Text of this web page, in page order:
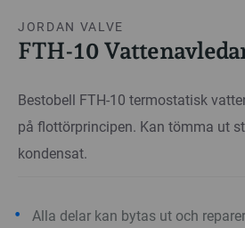
JORDAN VALVE
FTH-10
Bestobell FTH-10 termostatisk
på flottörprincipen. Kan tömma ut
kondensat.
Alla delar kan bytas ut och